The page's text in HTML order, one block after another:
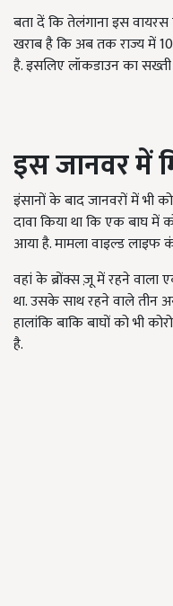
बता दें कि तेलंगाना इस
खराब है कि अब तक राज्य में
है. इसलिए लॉकडाउन का
इस जानवर में
इंसानों के बाद जानवरों में भी
दावा किया था कि एक बाघ में
आया है. मामला वाइल्ड लाइफ
वहां के ब्रोंक्स ज़ू में रहने वाला
था. उसके साथ रहने वाले तीन
हालांकि बाकि बाघों को भी
है.